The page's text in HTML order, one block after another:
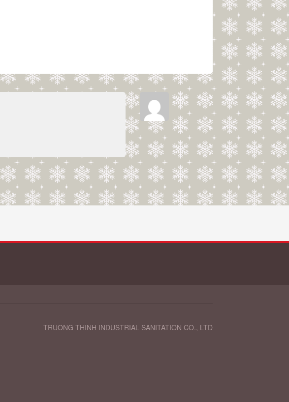
TRUONG THINH INDUSTRIAL SANITATION CO., LTD